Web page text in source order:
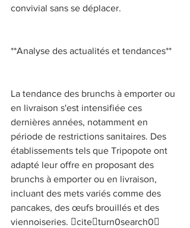
convivial sans se déplacer.
**Analyse des actualités et tendances**
La tendance des brunchs à emporter ou
en livraison s'est intensifiée ces
dernières années, notamment en
période de restrictions sanitaires. Des
établissements tels que Tripopote ont
adapté leur offre en proposant des
brunchs à emporter ou en livraison,
incluant des mets variés comme des
pancakes, des œufs brouillés et des
viennoiseries. citeturn0search0